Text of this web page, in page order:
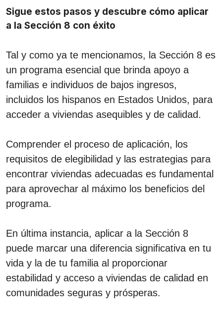
Sigue estos pasos y descubre cómo aplicar
a la Sección 8 con éxito
Tal y como ya te mencionamos, la Sección 8 es
un programa esencial que brinda apoyo a
familias e individuos de bajos ingresos,
incluidos los hispanos en Estados Unidos, para
acceder a viviendas asequibles y de calidad.
Comprender el proceso de aplicación, los
requisitos de elegibilidad y las estrategias para
encontrar viviendas adecuadas es fundamental
para aprovechar al máximo los beneficios del
programa.
En última instancia, aplicar a la Sección 8
puede marcar una diferencia significativa en tu
vida y la de tu familia al proporcionar
estabilidad y acceso a viviendas de calidad en
comunidades seguras y prósperas.